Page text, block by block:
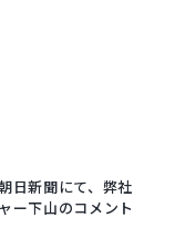
日新聞にて、弊社
ー下山のコメント